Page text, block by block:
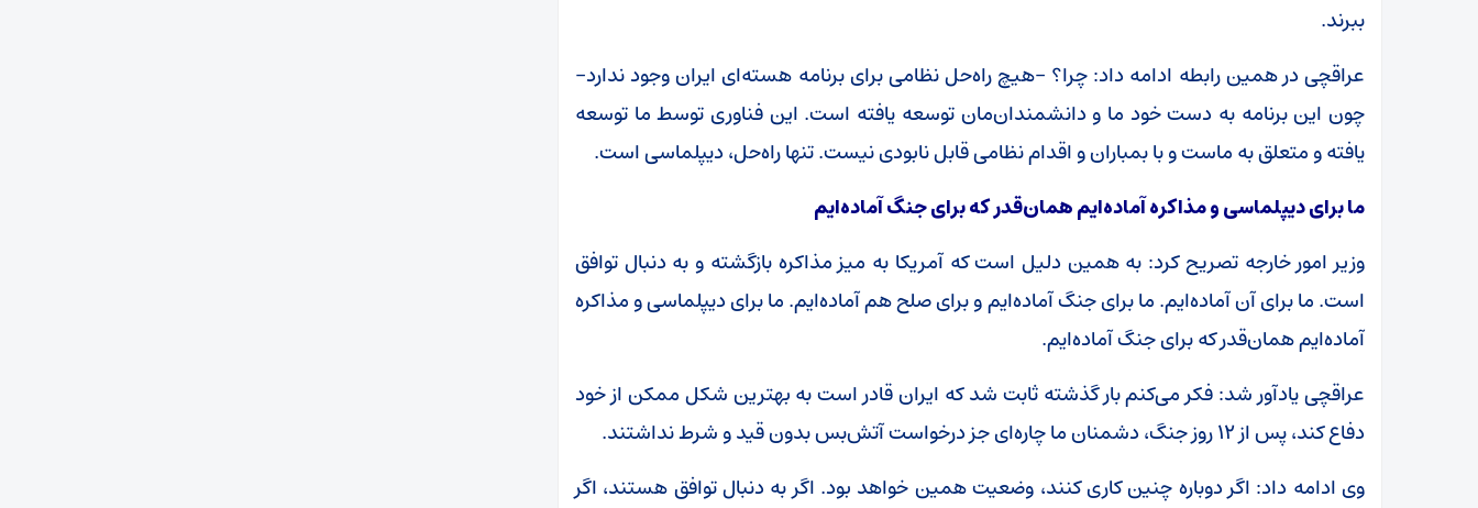
ببرند.
عراقچی در همین رابطه ادامه داد: چرا؟ -هیچ راه‌حل نظامی برای برنامه هسته‌ای ایران وجود ندارد-
چون این برنامه به دست خود ما و دانشمندان‌مان توسعه یافته است. این فناوری توسط ما توسعه
یافته و متعلق به ماست و با بمباران و اقدام نظامی قابل نابودی نیست. تنها راه‌حل، دیپلماسی است.
ما برای دیپلماسی و مذاکره آماده‌ایم همان‌قدر که برای جنگ آماده‌ایم
وزیر امور خارجه تصریح کرد: به همین دلیل است که آمریکا به میز مذاکره بازگشته و به دنبال توافق
است. ما برای آن آماده‌ایم. ما برای جنگ آماده‌ایم و برای صلح هم آماده‌ایم. ما برای دیپلماسی و مذاکره
آماده‌ایم همان‌قدر که برای جنگ آماده‌ایم.
عراقچی یادآور شد: فکر می‌کنم بار گذشته ثابت شد که ایران قادر است به بهترین شکل ممکن از خود
دفاع کند، پس از ۱۲ روز جنگ، دشمنان ما چاره‌ای جز درخواست آتش‌بس بدون قید و شرط نداشتند.
وی ادامه داد: اگر دوباره چنین کاری کنند، وضعیت همین خواهد بود. اگر به دنبال توافق هستند، اگر